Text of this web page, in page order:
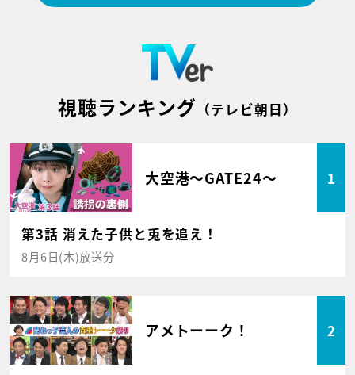
視聴ランキング （テレビ朝日）
大空港～GATE24～ 1
第3話 消えた子供と兎を追え！
8月6日(木)放送分
アメトーーク！ 2